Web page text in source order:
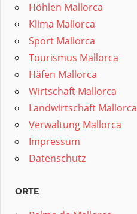
Höhlen Mallorca
Klima Mallorca
Sport Mallorca
Tourismus Mallorca
Häfen Mallorca
Wirtschaft Mallorca
Landwirtschaft Mallorca
Verwaltung Mallorca
Impressum
Datenschutz
ORTE